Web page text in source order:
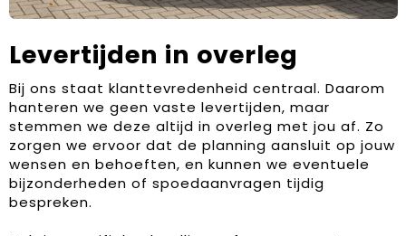
Levertijden in overleg
Bij ons staat klanttevredenheid centraal. Daarom
hanteren we geen vaste levertijden, maar
stemmen we deze altijd in overleg met jou af. Zo
zorgen we ervoor dat de planning aansluit op jouw
wensen en behoeften, en kunnen we eventuele
bijzonderheden of spoedaanvragen tijdig
bespreken.